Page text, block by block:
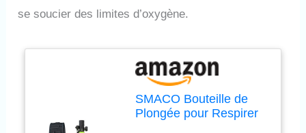
se soucier des limites d’oxygène.
SMACO Bouteille de
Plongée pour Respirer